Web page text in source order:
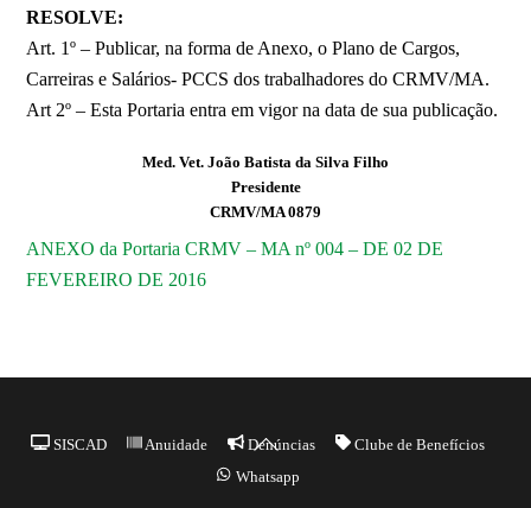
RESOLVE:
Art. 1º – Publicar, na forma de Anexo, o Plano de Cargos,
Carreiras e Salários- PCCS dos trabalhadores do CRMV/MA.
Art 2º – Esta Portaria entra em vigor na data de sua publicação.
Med. Vet. João Batista da Silva Filho
Presidente
CRMV/MA 0879
ANEXO da Portaria CRMV – MA nº 004 – DE 02 DE
FEVEREIRO DE 2016
Back
To
SISCAD Anuidade Denúncias
Clube de Benefícios
Whatsapp